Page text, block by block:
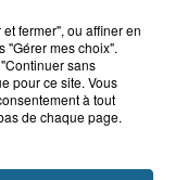
d'un accident,
disparue
sa...
fermer", ou affiner en
"Gérer mes choix".
sans
pour ce site. Vous
à tout
de chaque page.